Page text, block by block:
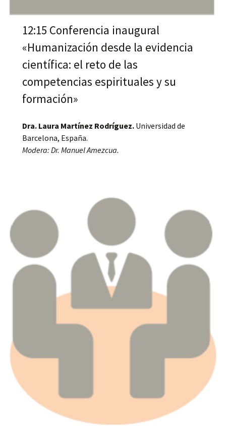
12:15 Conferencia inaugural
«Humanización desde la evidencia
científica: el reto de las
competencias espirituales y su
formación»
Dra. Laura Martínez Rodríguez. Universidad de
Barcelona, España.
Modera: Dr. Manuel Amezcua.